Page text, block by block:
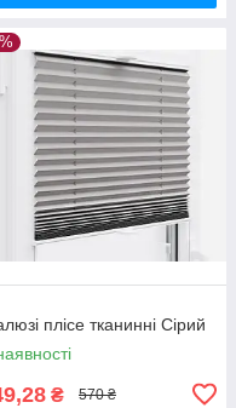
плісе тканинні Сірий
₴ 570 ₴